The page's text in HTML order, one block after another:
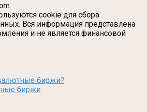
cookie для сбора
Вся информация представлена
и не является финансовой
биржи?
биржи